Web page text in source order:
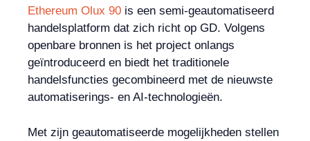
Ethereum Olux 90 is een semi-geautomatiseerd
handelsplatform dat zich richt op GD. Volgens
openbare bronnen is het project onlangs
geïntroduceerd en biedt het traditionele
handelsfuncties gecombineerd met de nieuwste
automatiserings- en AI-technologieën.
Met zijn geautomatiseerde mogelijkheden stellen